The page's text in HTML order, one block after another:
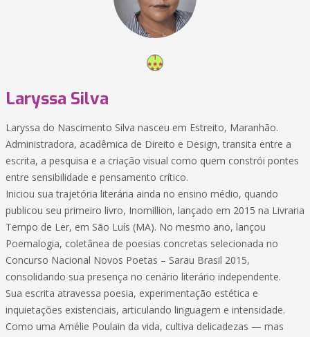
Laryssa Silva
Laryssa do Nascimento Silva nasceu em Estreito, Maranhão.
Administradora, acadêmica de Direito e Design, transita entre a
escrita, a pesquisa e a criação visual como quem constrói pontes
entre sensibilidade e pensamento crítico.
Iniciou sua trajetória literária ainda no ensino médio, quando
publicou seu primeiro livro, Inomillion, lançado em 2015 na Livraria
Tempo de Ler, em São Luís (MA). No mesmo ano, lançou
Poemalogia, coletânea de poesias concretas selecionada no
Concurso Nacional Novos Poetas – Sarau Brasil 2015,
consolidando sua presença no cenário literário independente.
Sua escrita atravessa poesia, experimentação estética e
inquietações existenciais, articulando linguagem e intensidade.
Como uma Amélie Poulain da vida, cultiva delicadezas — mas